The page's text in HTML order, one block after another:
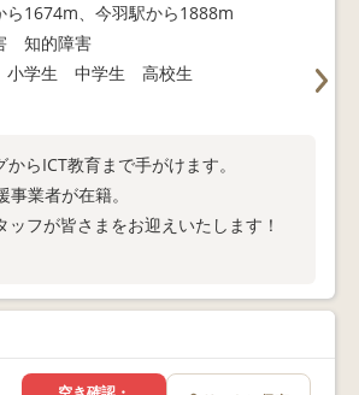
ら1674m、今羽駅から1888m
知的障害
学生 中学生 高校生
らICT教育まで手がけます。
業者が在籍。
フが皆さまをお迎えいたします！